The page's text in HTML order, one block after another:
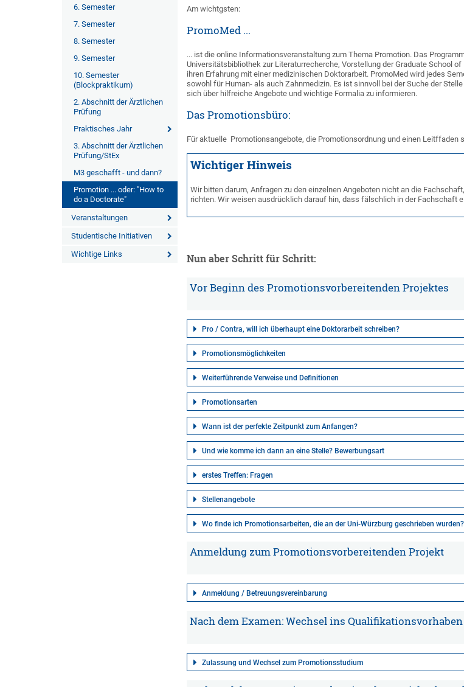
6. Semester
7. Semester
8. Semester
9. Semester
10. Semester
(Blockpraktikum)
2. Abschnitt der Ärztlichen
Prüfung
Praktisches Jahr
3. Abschnitt der Ärztlichen
Prüfung/StEx
M3 geschafft - und dann?
Promotion ... oder: "How to
do a Doctorate"
Veranstaltungen
Studentische Initiativen
Wichtige Links
Am wichtgsten:
PromoMed ...
... ist die online Informationsveranstaltung zum Thema Promotion. Das
Universitätsbibliothek zur Literaturrecherche, Vorstellung der Graduate School
ihren Erfahrung mit einer medizinischen Doktorarbeit. PromoMed wird jedes
sowohl für Human- als auch Zahnmedizin. Es ist sinnvoll bei der Suche der
sich über hilfreiche Angebote und wichtige Formalia zu informieren.
Das Promotionsbüro:
Für aktuelle Promotionsangebote, die Promotionsordnung und einen Leitffaden
Wichtiger Hinweis
Wir bitten darum, Anfragen zu den einzelnen Angeboten nicht an die
richten. Wir weisen ausdrücklich darauf hin, dass fälschlich in der Fachschaft
Nun aber Schritt für Schritt:
Vor Beginn des Promotionsvorbereitenden Projektes
Pro / Contra, will ich überhaupt eine Doktorarbeit schreiben?
Promotionsmöglichkeiten
Weiterführende Verweise und Definitionen
Promotionsarten
Wann ist der perfekte Zeitpunkt zum Anfangen?
Und wie komme ich dann an eine Stelle? Bewerbungsart
erstes Treffen: Fragen
Stellenangebote
Wo finde ich Promotionsarbeiten, die an der Uni-Würzburg geschrieben wurden?
Anmeldung zum Promotionsvorbereitenden Projekt
Anmeldung / Betreuungsvereinbarung
Nach dem Examen: Wechsel ins
Zulassung und Wechsel zum Promotionsstudium